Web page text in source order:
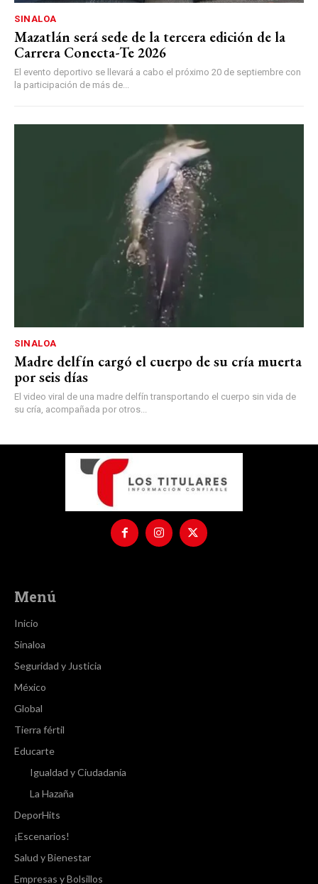
SINALOA
Mazatlán será sede de la tercera edición de la
Carrera Conecta-Te 2026
El evento deportivo se llevará a cabo el próximo 20 de septiembre con
la participación de más de...
SINALOA
Madre delfín cargó el cuerpo de su cría muerta
por seis días
El video viral de una madre delfín transportando el cuerpo sin vida de
su cría, acompañada por otros...
Menú
Inicio
Sinaloa
Seguridad y Justicia
México
Global
Tierra fértil
Educarte
Igualdad y Ciudadanía
La Hazaña
DeporHits
¡Escenarios!
Salud y Bienestar
Empresas y Bolsillos